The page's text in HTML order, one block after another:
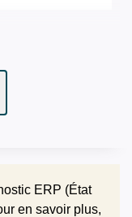
ERP (État
en savoir plus,